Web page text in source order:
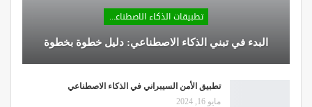
تطبيقات الذكاء الاصطناعي
البدء في تبني الذكاء الاصطناعي: دليل خطوة بخطوة
تطبيق الأمن السيبراني في الذكاء الاصطناعي
مايو 16, 2024